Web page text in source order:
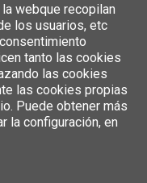
webque recopilan
los usuarios, etc
tanto las cookies
las cookies
las cookies propias
Puede obtener más
la configuración, en